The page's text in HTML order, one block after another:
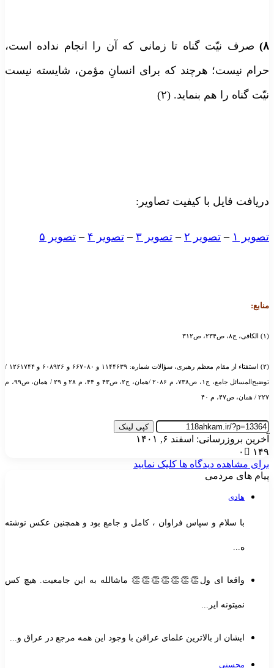
۸)
صرف نیّت گناه تا زمانی که آن را انجام نداده است،
حرام نیست؛ هرچند که برای انسانِ مؤمن، شایسته نیست
نیّت گناه را هم بنماید. (۲)
دریافت فایل با کیفیت تصاویر:
تصویر ۱ – تصویر ۲ – تصویر ۳ – تصویر ۴ – تصویر ۵
منابع:
(۱) الکافی، ج۸، ص۲۳۴، ص۳۱۲
(۲) استفتاء از مقام معظم رهبری، سؤالات شماره: ۱۱۴۴۶۳۹ و ۶۶۷۰۸۰ و ۶۰۸۹۲۶ و ۱۲۶۱۷۴۴ /
توضیح‌المسائل جامع، ج۱، ص۷۳۸، م ۲۰۸۶ /همان، ج۲، ص۴۳ و ۴۴، م ۲۸ و ۲۹ / همان، ص۹۹، م
۲۲۷ / همان، ص۴۷، م ۴۰
کپی لینک
آخرین بروزرسانی: اسفند ۶, ۱۴۰۱
۰
۱۴۹
برای مشاهده دیدگاه ها کلیک نمایید
پیام های مردمی
هادی
با سلام و سپاس فراوان ، کامل و جامع بود و همچنین عکس نوشته
ه...
واقعا ای ول👏👏👏👏👏👏👏 ماشالله به این جامعیت. هیچ کس
نمیتونه ایر...
ایشان از بالاترین علمای عراقن با وجود این همه مرجع در عراق و...
محسنی